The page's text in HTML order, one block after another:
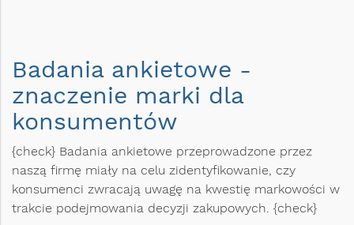
Badania ankietowe -
znaczenie marki dla
konsumentów
{check} Badania ankietowe przeprowadzone przez
naszą firmę miały na celu zidentyfikowanie, czy
konsumenci zwracają uwagę na kwestię markowości w
trakcie podejmowania decyzji zakupowych. {check}